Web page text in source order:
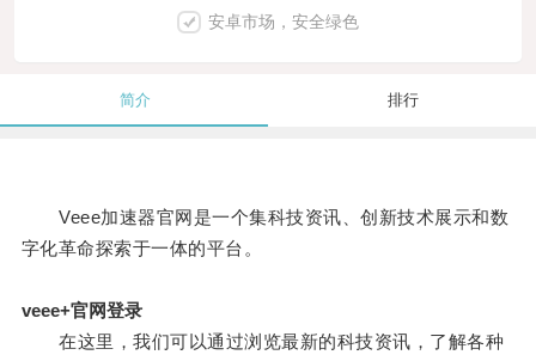
安卓市场，安全绿色
简介 排行
Veee加速器官网是一个集科技资讯、创新技术展示和数
字化革命探索于一体的平台。
veee+官网登录
在这里，我们可以通过浏览最新的科技资讯，了解各种